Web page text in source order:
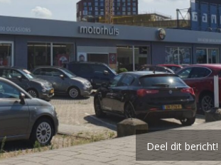
Deel dit bericht!